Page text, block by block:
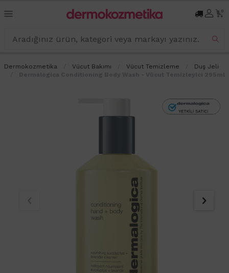
0
Dermokozmetika Vücut Bakımı Vücut Temizleme
Duş Jeli